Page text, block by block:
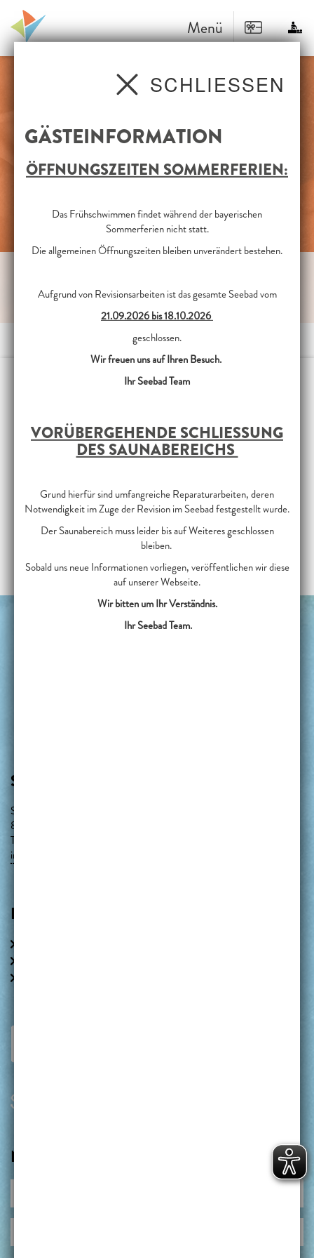
Menü
HALLENBAD SAUNA STRANDBAD
SEHEN?
Dann Teilen Sie es doch mit Ihren Freunden!
TEILEN
SEEBAD STARNBERG
Strandbadstraße 17
82319 Starnberg
Telefon: 08151 - 12666
info@seebad-starnberg.de
LINKS
NEWSLETTER
SCHLIESSEN
GÄSTEINFORMATION
ÖFFNUNGSZEITEN SOMMERFERIEN:
Das Frühschwimmen findet während der bayerischen
Sommerferien nicht statt.
Die allgemeinen Öffnungszeiten bleiben unverändert bestehen.
Aufgrund von Revisionsarbeiten ist das gesamte Seebad vom
21.09.2026 bis 18.10.2026
geschlossen.
Wir freuen uns auf Ihren Besuch.
Ihr Seebad Team
VORÜBERGEHENDE SCHLIESSUNG D
ES SAUNABEREICHS
Grund hierfür sind umfangreiche Reparaturarbeiten, deren
Notwendigkeit im Zuge der Revision im Seebad festgestellt wurde.
Der Saunabereich muss leider bis auf Weiteres geschlossen
bleiben.
Sobald uns neue Informationen vorliegen, veröffentlichen wir diese
auf unserer Webseite.
Wir bitten um Ihr Verständnis.
Ihr Seebad Team.